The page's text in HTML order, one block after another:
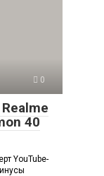
0
40
YouTube-